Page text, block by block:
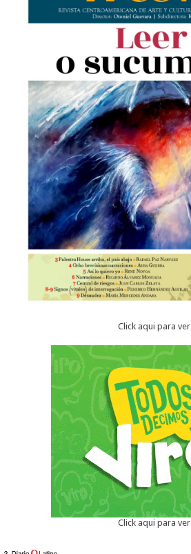
Click aqui para ver
Click aqui para ver